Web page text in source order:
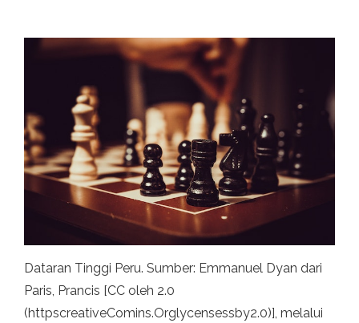
Dataran Tinggi Peru. Sumber: Emmanuel Dyan dari
Paris, Prancis [CC oleh 2.0
(httpscreativeComins.Orglycensessby2.0)], melalui